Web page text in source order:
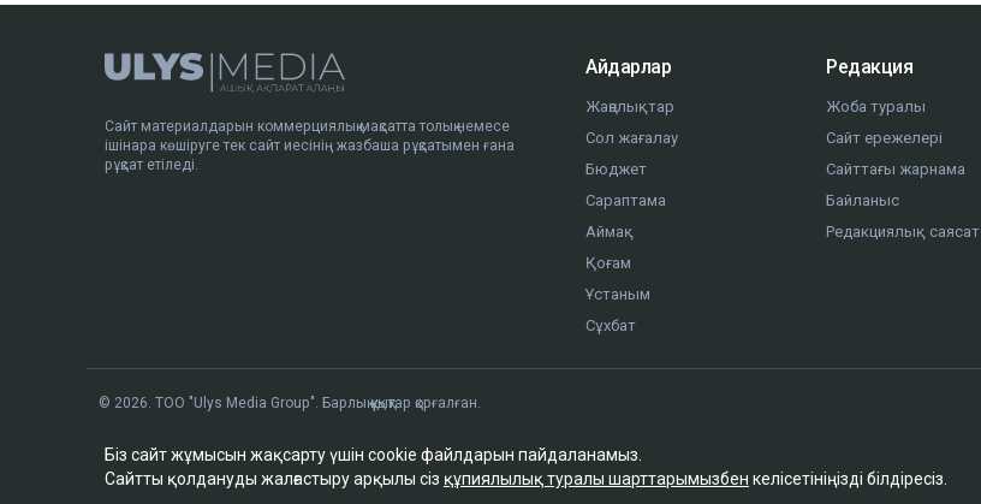
Сайт материалдарын коммерциялық мақсатта толық немесе
ішінара көшіруге тек сайт иесінің жазбаша рұқсатымен ғана
рұқсат етіледі.
Айдарлар
Жаңалықтар
Сол жағалау
Бюджет
Сараптама
Аймақ
Қоғам
Ұстаным
Сұхбат
Редакция
Жоба туралы
Сайт ережелері
Сайттағы жарнама
Байланыс
Редакциялық саясат
© 2026. ТОО "Ulys Media Group". Барлық құқықтар қорғалған.
Біз сайт жұмысын жақсарту үшін cookie файлдарын пайдаланамыз.
Сайтты қолдануды жалғастыру арқылы сіз құпиялылық туралы шарттарымызбен келісетініңізді білдіресіз.